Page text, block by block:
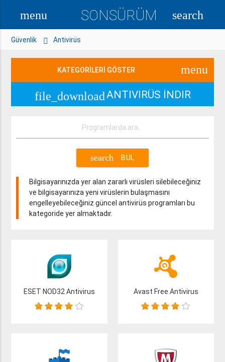
SONSÜRÜM search
menu
Güvenlik Antivirüs
KATEGORİLERİ GÖSTER menu
file_downloadANTIVIRÜS İNDIR
search BUL
Bilgisayarınızda yer alan zararlı virüsleri silebileceğiniz
ve bilgisayarınıza yeni virüslerin bulaşmasını
engelleyebileceğiniz güncel antivirüs programları bu
kategoride yer almaktadır.
ESET NOD32 Antivirus Avast Free Antivirus